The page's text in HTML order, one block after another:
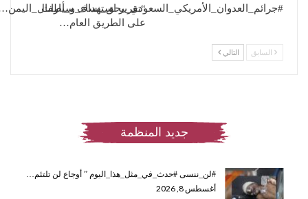
“تقرير استهداف سيارات
على الطريق العام…
السابق التالي
جديد المنظمة
#لن_ننسى #حدث_في_مثل_هذا_اليوم ” أوجاع لن تلتئم…
أغسطس 8, 2026